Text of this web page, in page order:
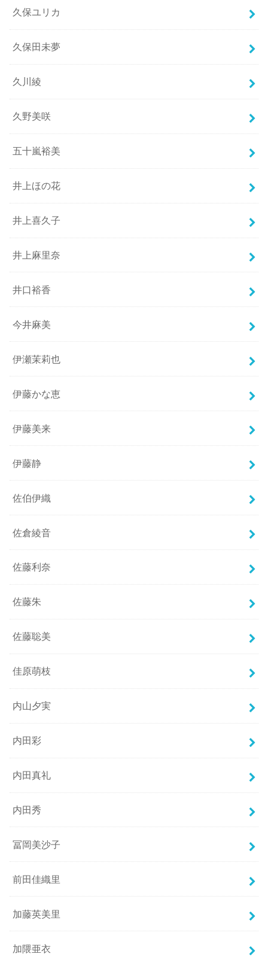
久保ユリカ
久保田未夢
久川綾
久野美咲
五十嵐裕美
井上ほの花
井上喜久子
井上麻里奈
井口裕香
今井麻美
伊瀬茉莉也
伊藤かな恵
伊藤美来
伊藤静
佐伯伊織
佐倉綾音
佐藤利奈
佐藤朱
佐藤聡美
佳原萌枝
内山夕実
内田彩
内田真礼
内田秀
冨岡美沙子
前田佳織里
加藤英美里
加隈亜衣